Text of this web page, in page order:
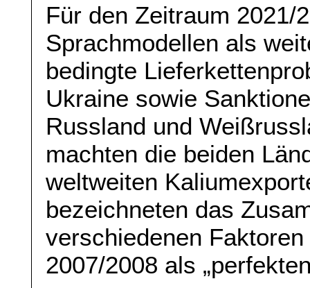
Für den Zeitraum 2021/
Sprachmodellen als
bedingte
Ukraine sowie
Russland und
machten die beiden
weltweiten
bezeichneten das
verschiedenen
2007/2008 als